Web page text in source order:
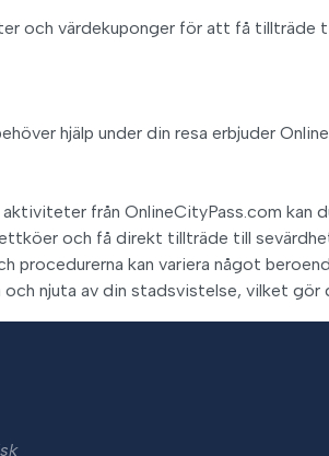
och värdekuponger för att få
hjälp under din resa erbjuder
från OnlineCityPass.com kan
och få direkt tillträde till
procedurerna kan variera något
njuta av din stadsvistelse, vilket